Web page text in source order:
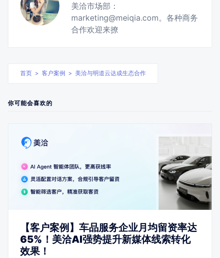
美洽市场部：
marketing@meiqia.com。各种商务
合作欢迎来撩
首页 > 客户案例 > 美洽与明道云达成生态合作
你可能会喜欢的
【客户案例】车品服务企业月均留资率达
65%！美洽AI强势提升新媒体线索转化
效果！